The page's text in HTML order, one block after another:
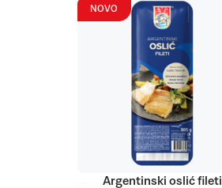
NOVO
Argentinski oslić fileti